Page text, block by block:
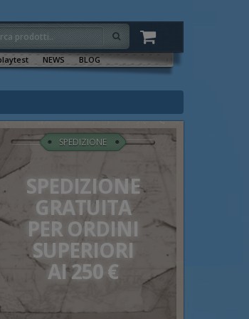
NEWS
BLOG
SPEDIZIONE
SPEDIZIONE
GRATUITA
PER ORDINI
SUPERIORI
AI 250 €